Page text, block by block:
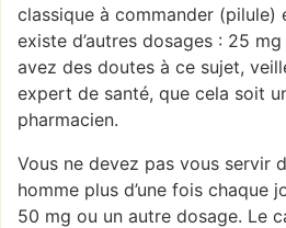
classique à commander (pilule)
existe d’autres dosages : 25
avez des doutes à ce sujet,
expert de santé, que cela soit
pharmacien.
Vous ne devez pas vous servir
homme plus d’une fois chaque
50 mg ou un autre dosage. Le